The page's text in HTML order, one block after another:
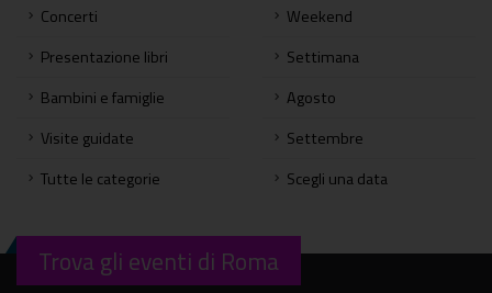
Concerti
Presentazione libri
Bambini e famiglie
Visite guidate
Tutte le categorie
Weekend
Settimana
Agosto
Settembre
Scegli una data
Trova gli eventi di Roma